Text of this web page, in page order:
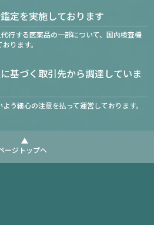
定を実施しております
行する医薬品の一部について、国内検査機
ります。
基づく取引先から調達していま
う細心の注意を払って運営しております。
ージトップへ